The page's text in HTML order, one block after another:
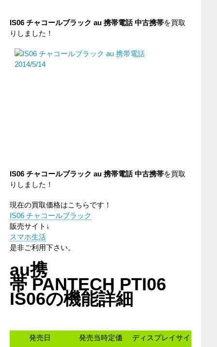
IS06 チャコールブラック au 携帯電話中古携帯を買取
りしました！
IS06 チャコールブラック au 携帯電話中古携帯を買取
りしました！
現在の買取価格はこちらです！
IS06 チャコールブラック
販売サイト↓
スマホ生活
是非ご利用下さい。
au携
帯 PANTECH PTI06
IS06の機能詳細
発売日 発売当時定価
ディスプレイサイ